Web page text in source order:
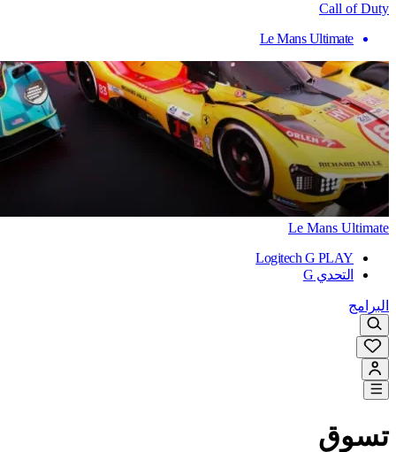
Call of Duty
Le Mans Ultimate
Le Mans Ultimate
Logitech G PLAY
التحدي G
البرامج
تسوق